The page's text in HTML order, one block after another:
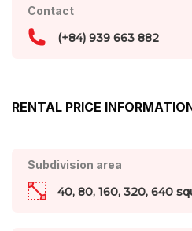
Contact
(+84) 939 663 882
RENTAL PRICE
Subdivision area
40, 80, 160, 320, 640